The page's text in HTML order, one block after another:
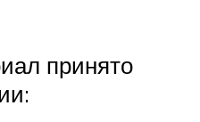
принято